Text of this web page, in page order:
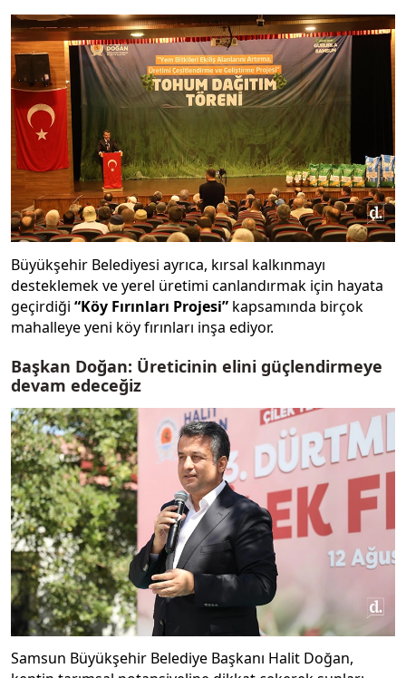
Büyükşehir Belediyesi ayrıca, kırsal kalkınmayı
desteklemek ve yerel üretimi canlandırmak için hayata
geçirdiği “Köy Fırınları Projesi” kapsamında birçok
mahalleye yeni köy fırınları inşa ediyor.
Başkan Doğan: Üreticinin elini güçlendirmeye
devam edeceğiz
Samsun Büyükşehir Belediye Başkanı Halit Doğan,